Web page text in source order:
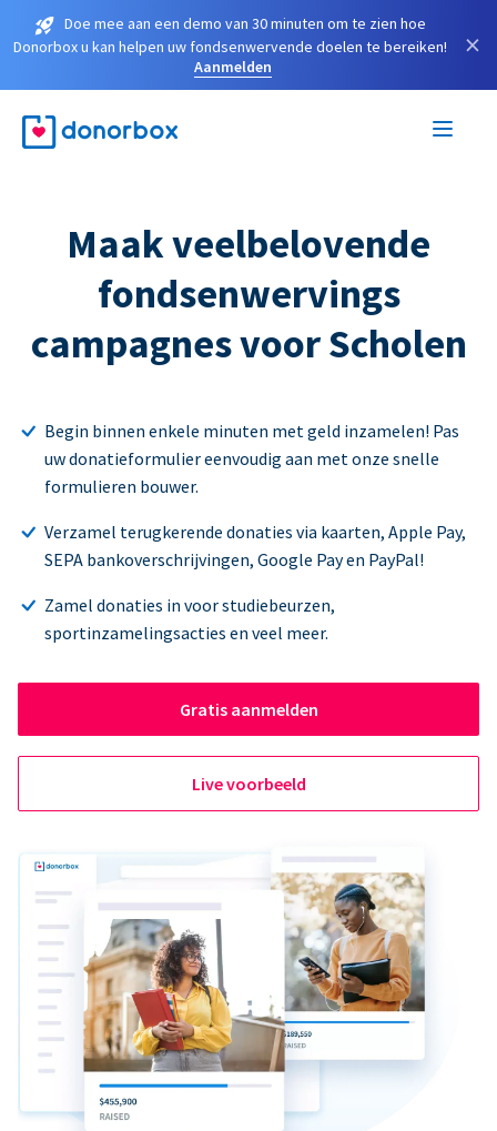
Doe mee aan een demo van 30 minuten om te zien hoe
Donorbox u kan helpen uw fondsenwervende doelen te bereiken!
Aanmelden
×
Maak veelbelovende
fondsenwervings
campagnes voor Scholen
Begin binnen enkele minuten met geld inzamelen! Pas
uw donatieformulier eenvoudig aan met onze snelle
formulieren bouwer.
Verzamel terugkerende donaties via kaarten, Apple Pay,
SEPA bankoverschrijvingen, Google Pay en PayPal!
Zamel donaties in voor studiebeurzen,
sportinzamelingsacties en veel meer.
Gratis aanmelden
Live voorbeeld